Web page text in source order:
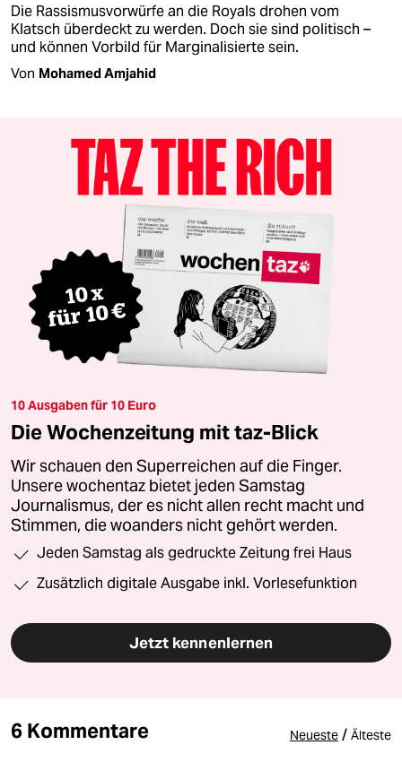
Die Rassismusvorwürfe an die Royals drohen vom
Klatsch überdeckt zu werden. Doch sie sind politisch –
und können Vorbild für Marginalisierte sein.
Von Mohamed Amjahid
10 Ausgaben für 10 Euro
Die Wochenzeitung mit taz-Blick
Wir schauen den Superreichen auf die Finger.
Unsere wochentaz bietet jeden Samstag
Journalismus, der es nicht allen recht macht und
Stimmen, die woanders nicht gehört werden.
Jeden Samstag als gedruckte Zeitung frei Haus
Zusätzlich digitale Ausgabe inkl. Vorlesefunktion
Jetzt kennenlernen
6 Kommentare Neueste / Älteste